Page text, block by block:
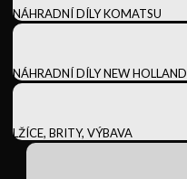
NÁHRADNÍ DÍLY KOMATSU
NÁHRADNÍ DÍLY NEW HOLLAND
LŽÍCE, BRITY, VÝBAVA